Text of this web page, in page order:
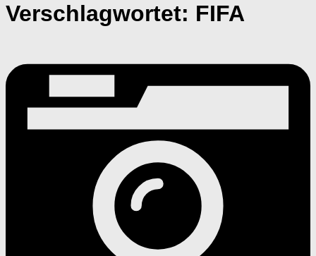
Verschlagwortet: FIFA